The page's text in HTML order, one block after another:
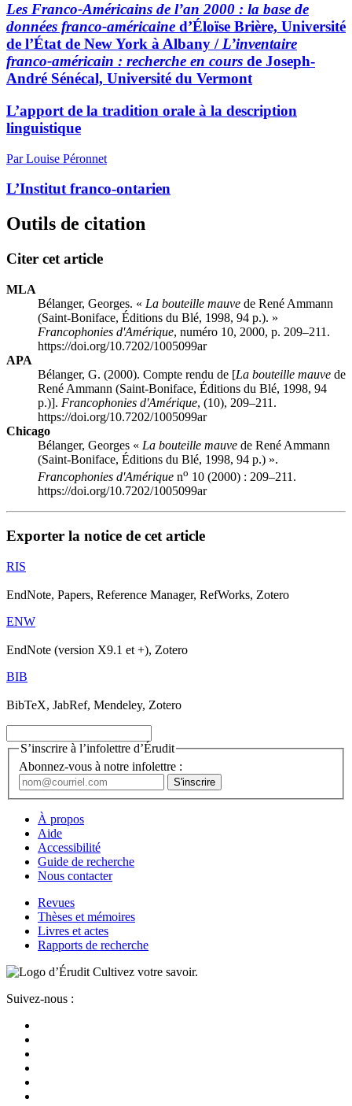
Les Franco-Américains de l’an 2000 : la base de
données franco-américaine d’Éloïse Brière, Université
de l’État de New York à Albany /L’inventaire
franco-américain : recherche en cours de Joseph-
André Sénécal, Université du Vermont
L’apport de la tradition orale à la description
linguistique
Par Louise Péronnet
L’Institut franco-ontarien
Outils de citation
Citer cet article
MLA
Bélanger, Georges. « La bouteille mauve de René Ammann
(Saint-Boniface, Éditions du Blé, 1998, 94 p.). »
Francophonies d'Amérique, numéro 10, 2000, p. 209–211.
https://doi.org/10.7202/1005099ar
APA
Bélanger, G. (2000). Compte rendu de [La bouteille mauve de
René Ammann (Saint-Boniface, Éditions du Blé, 1998, 94
p.)]. Francophonies d'Amérique, (10), 209–211.
https://doi.org/10.7202/1005099ar
Chicago
Bélanger, Georges « La bouteille mauve de René Ammann
(Saint-Boniface, Éditions du Blé, 1998, 94 p.) ».
Francophonies d'Amérique no 10 (2000) : 209–211.
https://doi.org/10.7202/1005099ar
Exporter la notice de cet article
RIS
EndNote, Papers, Reference Manager, RefWorks, Zotero
ENW
EndNote (version X9.1 et +), Zotero
BIB
BibTeX, JabRef, Mendeley, Zotero
S’inscrire à l’infolettre d’Érudit
Abonnez-vous à notre infolettre :
À propos
Aide
Accessibilité
Guide de recherche
Nous contacter
Revues
Thèses et mémoires
Livres et actes
Rapports de recherche
Cultivez votre savoir.
Suivez-nous :